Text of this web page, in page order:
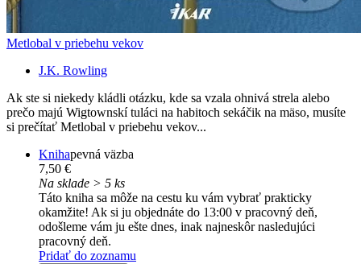
Metlobal v priebehu vekov
J.K. Rowling
Ak ste si niekedy kládli otázku, kde sa vzala ohnivá strela alebo
prečo majú Wigtownskí tuláci na habitoch sekáčik na mäso, musíte
si prečítať Metlobal v priebehu vekov...
Knihapevná väzba
7,50 €
Na sklade > 5 ks
Táto kniha sa môže na cestu ku vám vybrať prakticky
okamžite! Ak si ju objednáte do 13:00 v pracovný deň,
odošleme vám ju ešte dnes, inak najneskôr nasledujúci
pracovný deň.
Pridať do zoznamu